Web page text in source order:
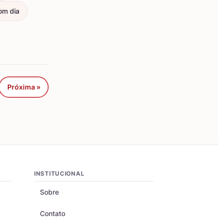
dia
Próxima »
INSTITUCIONAL
Sobre
Contato